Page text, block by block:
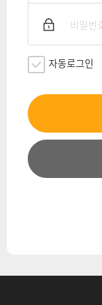
자동로그인